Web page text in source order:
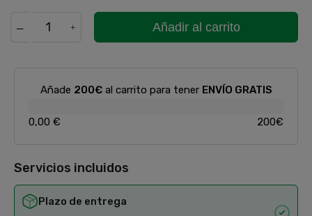
Añadir al carrito
Añade 200€al carrito para tener ENVÍO GRATIS
0,00 € 200€
Servicios incluidos
Plazo de entrega